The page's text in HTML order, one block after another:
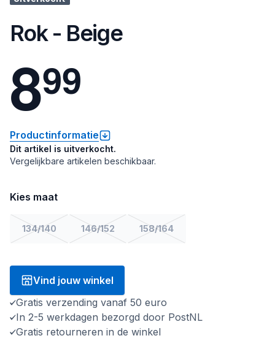
Rok - Beige
899
Productinformatie
Dit artikel is uitverkocht.
Vergelijkbare artikelen beschikbaar.
Kies maat
134/140 146/152 158/164
Vind jouw winkel
Gratis verzending vanaf 50 euro
In 2-5 werkdagen bezorgd door PostNL
Gratis retourneren in de winkel